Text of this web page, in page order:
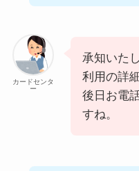
カードセンタ
ー
承知いた
利用の詳
後日お電
すね。